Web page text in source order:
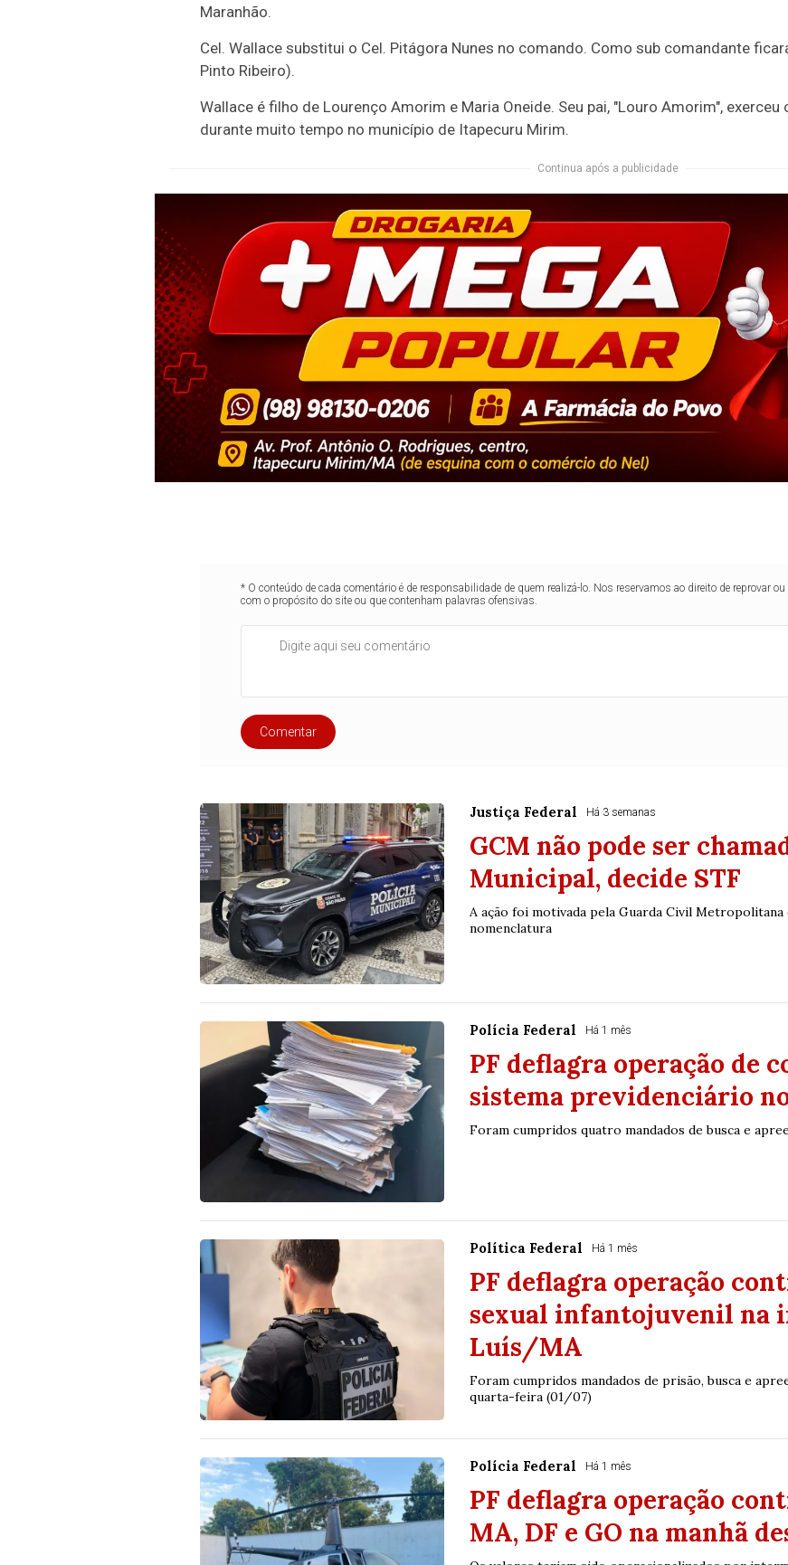
Maranhão.
Cel. Wallace substitui o Cel. Pitágora Nunes no comando. Como sub comandante
Pinto Ribeiro).
Wallace é filho de Lourenço Amorim e Maria Oneide. Seu pai, "Louro Amorim",
durante muito tempo no município de Itapecuru Mirim.
Continua após a publicidade
* O conteúdo de cada comentário é de responsabilidade de quem realizá-lo. Nos reservamos ao direito de reprovar
com o propósito do site ou que contenham palavras ofensivas.
Comentar
Justiça Federal Há 3 semanas
GCM não pode ser
Municipal, decide STF
A ação foi motivada pela Guarda Civil Metropolitana
nomenclatura
Polícia Federal Há 1 mês
PF deflagra operação de
sistema previdenciário
Foram cumpridos quatro mandados de busca e
Política Federal Há 1 mês
PF deflagra operação
sexual infantojuvenil na
Luís/MA
Foram cumpridos mandados de prisão, busca e
quarta-feira (01/07)
Polícia Federal Há 1 mês
PF deflagra operação
MA, DF e GO na manhã